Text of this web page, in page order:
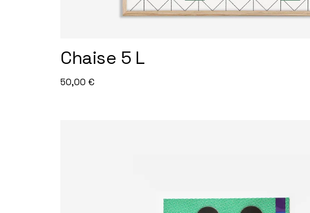
Chaise 5 L
50,00 €